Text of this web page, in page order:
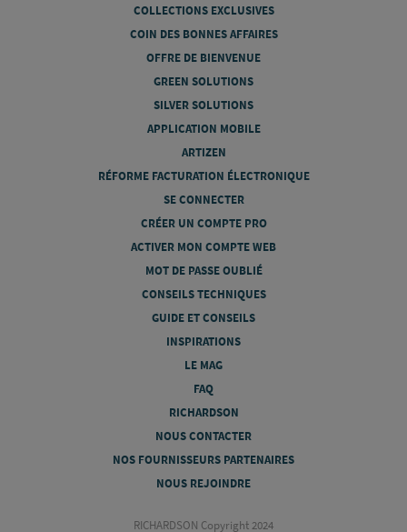
COLLECTIONS EXCLUSIVES
COIN DES BONNES AFFAIRES
OFFRE DE BIENVENUE
GREEN SOLUTIONS
SILVER SOLUTIONS
APPLICATION MOBILE
ARTIZEN
RÉFORME FACTURATION ÉLECTRONIQUE
SE CONNECTER
CRÉER UN COMPTE PRO
ACTIVER MON COMPTE WEB
MOT DE PASSE OUBLIÉ
CONSEILS TECHNIQUES
GUIDE ET CONSEILS
INSPIRATIONS
LE MAG
FAQ
RICHARDSON
NOUS CONTACTER
NOS FOURNISSEURS PARTENAIRES
NOUS REJOINDRE
RICHARDSON Copyright 2024